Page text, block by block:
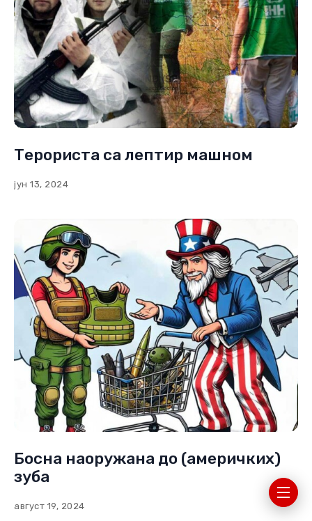
Терориста са лептир машном
јун 13, 2024
Босна наоружана до (америчких)
зуба
август 19, 2024